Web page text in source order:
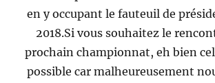
en y occupant le fauteuil de
2018.Si vous souhaitez le
prochain championnat, eh bien
possible car malheureusement